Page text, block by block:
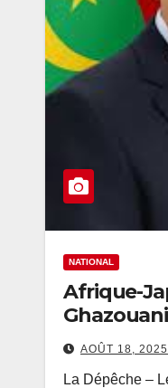
NATIONAL
Afrique-
AOÛT 18, 2025
La Dépêche –